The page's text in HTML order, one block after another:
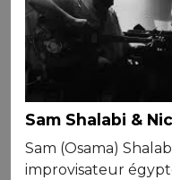
Sam Shalabi &
Sam (Osama)
improvisateur